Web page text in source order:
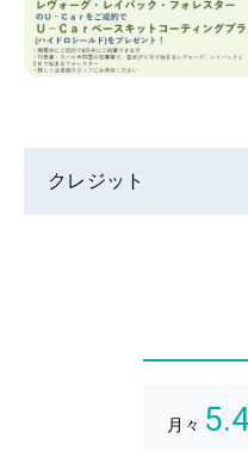
クレジット
月々